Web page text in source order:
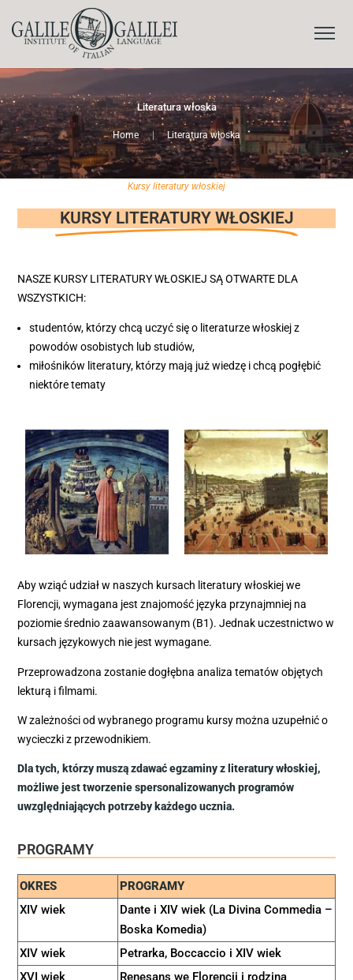
Literatura włoska
Home | Literatura włoska
Kursy literatury włoskiej
KURSY LITERATURY WŁOSKIEJ
NASZE KURSY LITERATURY WŁOSKIEJ SĄ OTWARTE DLA
WSZYSTKICH:
studentów, którzy chcą uczyć się o literaturze włoskiej z
powodów osobistych lub studiów,
miłośników literatury, którzy mają już wiedzę i chcą pogłębić
niektóre tematy
Aby wziąć udział w naszych kursach literatury włoskiej we
Florencji, wymagana jest znajomość języka przynajmniej na
poziomie średnio zaawansowanym (B1). Jednak uczestnictwo w
kursach językowych nie jest wymagane.
Przeprowadzona zostanie dogłębna analiza tematów objętych
lekturą i filmami.
W zależności od wybranego programu kursy można uzupełnić o
wycieczki z przewodnikiem.
Dla tych, którzy muszą zdawać egzaminy z literatury włoskiej,
możliwe jest tworzenie spersonalizowanych programów
uwzględniających potrzeby każdego ucznia.
PROGRAMY
OKRES
PROGRAMY
XIV wiek
Dante i XIV wiek (La Divina Commedia –
Boska Komedia)
XIV wiek
Petrarka, Boccaccio i XIV wiek
XVI wiek
Renesans we Florencji i rodzina